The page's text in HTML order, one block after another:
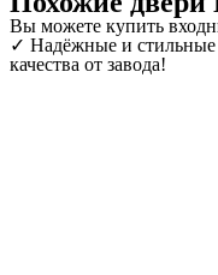
Вы можете купить
✓ Надёжные и стильные
качества от завода!